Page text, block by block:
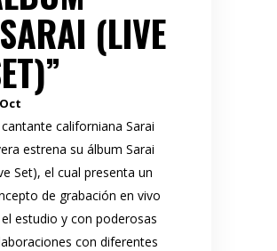
(LIVE
Oct
californiana Sarai
estrena su álbum Sarai
Set), el cual presenta un
de grabación en vivo
estudio y con poderosas
con diferentes